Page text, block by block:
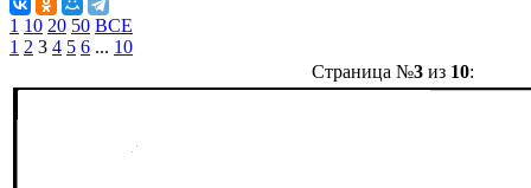
1 10 20 50 ВСЕ
1 2 3 4 5 6 ... 10
Страница №3из 10: